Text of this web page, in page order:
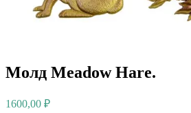
Молд Meadow Hare.
1600,00 ₽